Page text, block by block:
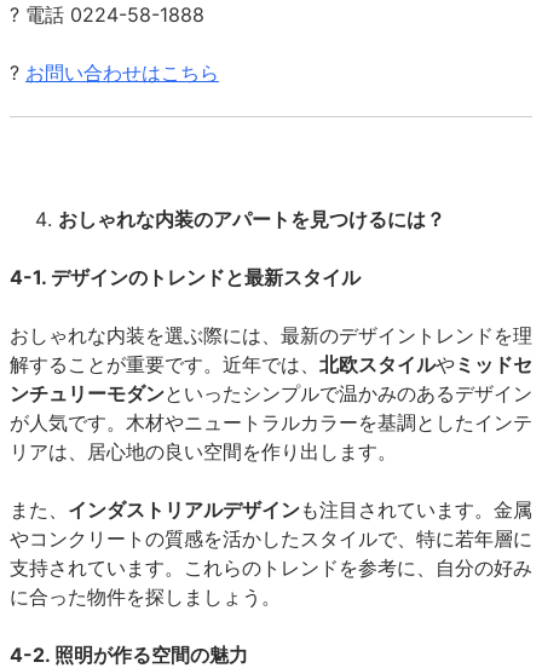
? 電話 0224-58-1888
? お問い合わせはこちら
おしゃれな内装のアパートを見つけるには？
4-1. デザインのトレンドと最新スタイル
おしゃれな内装を選ぶ際には、最新のデザイントレンドを理
解することが重要です。近年では、 北欧スタイルやミッドセ
ンチュリーモダンといったシンプルで温かみのあるデザイン
が人気です。木材やニュートラルカラーを基調としたインテ
リアは、居心地の良い空間を作り出します。
また、 インダストリアルデザインも注目されています。金属
やコンクリートの質感を活かしたスタイルで、特に若年層に
支持されています。これらのトレンドを参考に、自分の好み
に合った物件を探しましょう。
4-2. 照明が作る空間の魅力